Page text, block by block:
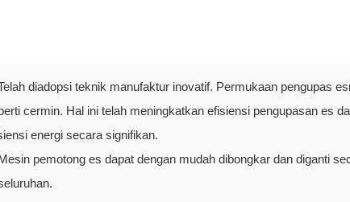
diadopsi teknik manufaktur inovatif. Permukaan pengupas
cermin. Hal ini telah meningkatkan efisiensi pengupasan es
energi secara signifikan.
pemotong es dapat dengan mudah dibongkar dan diganti